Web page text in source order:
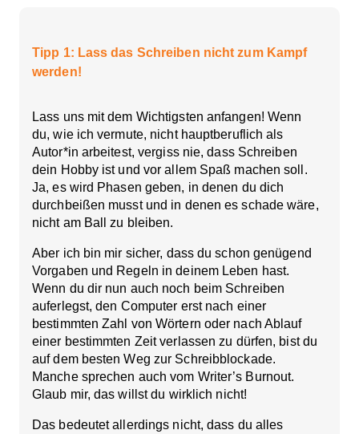
Tipp 1: Lass das Schreiben nicht zum Kampf
werden!
Lass uns mit dem Wichtigsten anfangen! Wenn
du, wie ich vermute, nicht hauptberuflich als
Autor*in arbeitest, vergiss nie, dass Schreiben
dein Hobby ist und vor allem Spaß machen soll .
Ja, es wird Phasen geben, in denen du dich
durchbeißen musst und in denen es schade wäre,
nicht am Ball zu bleiben.
Aber ich bin mir sicher, dass du schon genügend
Vorgaben und Regeln in deinem Leben hast.
Wenn du dir nun auch noch beim Schreiben
auferlegst, den Computer erst nach einer
bestimmten Zahl von Wörtern oder nach Ablauf
einer bestimmten Zeit verlassen zu dürfen, bist du
auf dem besten Weg zur Schreibblockade.
Manche sprechen auch vom Writer’s Burnout.
Glaub mir, das willst du wirklich nicht!
Das bedeutet allerdings nicht, dass du alles